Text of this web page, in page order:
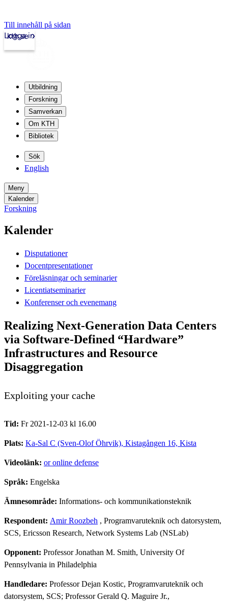
Till innehåll på sidan
kth.se
Logga in
Utbildning
Forskning
Samverkan
Om KTH
Bibliotek
Sök
English
Meny
Kalender
Forskning
Kalender
Disputationer
Docentpresentationer
Föreläsningar och seminarier
Licentiatseminarier
Konferenser och evenemang
Realizing Next-Generation Data Centers
via Software-Defined “Hardware”
Infrastructures and Resource
Disaggregation
Exploiting your cache
Tid: Fr 2021-12-03 kl 16.00
Plats: Ka-Sal C (Sven-Olof Öhrvik), Kistagången 16, Kista
Videolänk: or online defense
Språk: Engelska
Ämnesområde: Informations- och kommunikationsteknik
Respondent: Amir Roozbeh , Programvaruteknik och datorsystem,
SCS, Ericsson Research, Network Systems Lab (NSLab)
Opponent: Professor Jonathan M. Smith, University Of
Pennsylvania in Philadelphia
Handledare: Professor Dejan Kostic, Programvaruteknik och
datorsystem, SCS; Professor Gerald Q. Maguire Jr.,